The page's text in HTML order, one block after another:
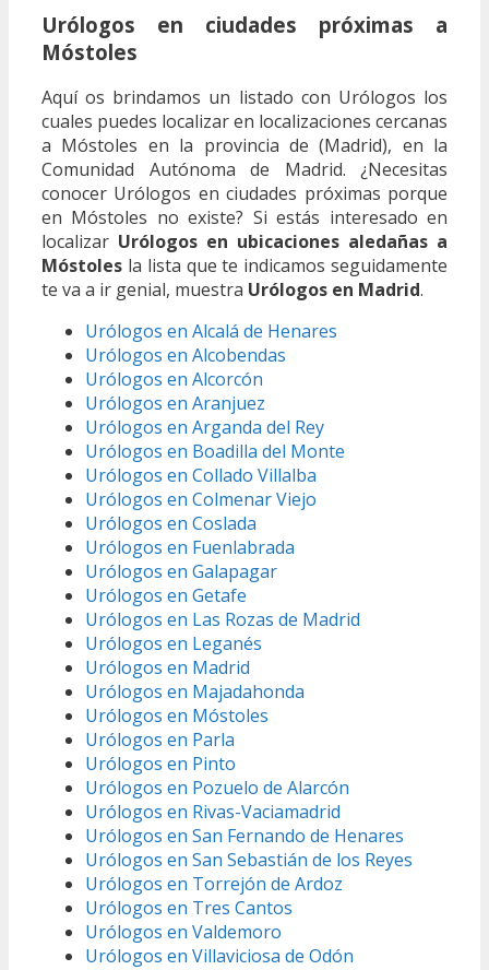
Urólogos en ciudades próximas a
Móstoles
Aquí os brindamos un listado con Urólogos los
cuales puedes localizar en localizaciones cercanas
a Móstoles en la provincia de (Madrid), en la
Comunidad Autónoma de Madrid. ¿Necesitas
conocer Urólogos en ciudades próximas porque
en Móstoles no existe? Si estás interesado en
localizar Urólogos en ubicaciones aledañas a
Móstoles la lista que te indicamos seguidamente
te va a ir genial, muestra Urólogos en Madrid.
Urólogos en Alcalá de Henares
Urólogos en Alcobendas
Urólogos en Alcorcón
Urólogos en Aranjuez
Urólogos en Arganda del Rey
Urólogos en Boadilla del Monte
Urólogos en Collado Villalba
Urólogos en Colmenar Viejo
Urólogos en Coslada
Urólogos en Fuenlabrada
Urólogos en Galapagar
Urólogos en Getafe
Urólogos en Las Rozas de Madrid
Urólogos en Leganés
Urólogos en Madrid
Urólogos en Majadahonda
Urólogos en Móstoles
Urólogos en Parla
Urólogos en Pinto
Urólogos en Pozuelo de Alarcón
Urólogos en Rivas-Vaciamadrid
Urólogos en San Fernando de Henares
Urólogos en San Sebastián de los Reyes
Urólogos en Torrejón de Ardoz
Urólogos en Tres Cantos
Urólogos en Valdemoro
Urólogos en Villaviciosa de Odón